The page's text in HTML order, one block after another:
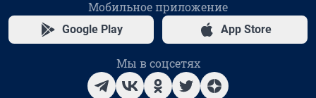
Мобильное приложение
Google Play App Store
Мы в соцсетях